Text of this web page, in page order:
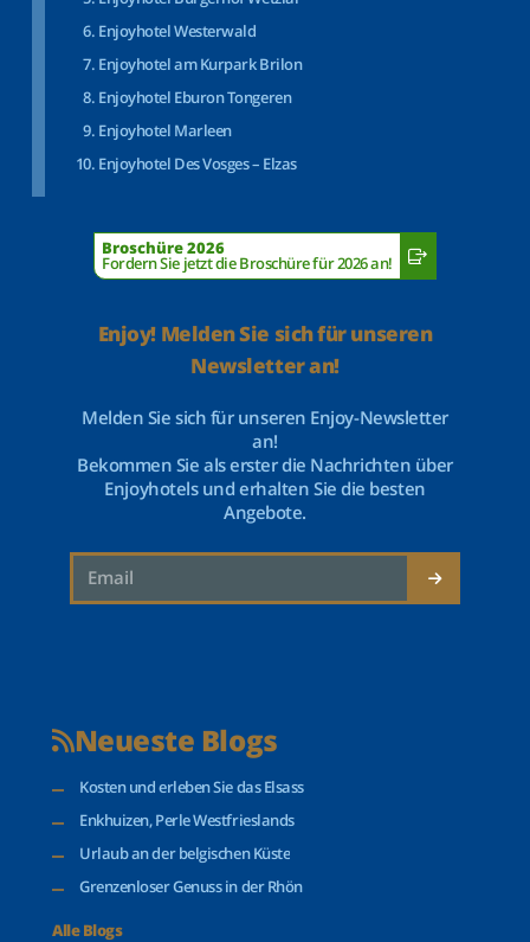
Enjoyhotel Westerwald
Enjoyhotel am Kurpark Brilon
Enjoyhotel Eburon Tongeren
Enjoyhotel Marleen
Enjoyhotel Des Vosges – Elzas
Broschüre 2026
Fordern Sie jetzt die Broschüre für 2026 an!
Enjoy! Melden Sie sich für unseren
Newsletter an!
Melden Sie sich für unseren Enjoy-Newsletter
an!
Bekommen Sie als erster die Nachrichten über
Enjoyhotels und erhalten Sie die besten
Angebote.
Neueste Blogs
Kosten und erleben Sie das Elsass
Enkhuizen, Perle Westfrieslands
Urlaub an der belgischen Küste
Grenzenloser Genuss in der Rhön
Alle Blogs